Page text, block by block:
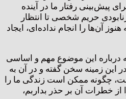
پیش‌بینی رفتار ما در آینده
حریم شخصی تا انتظار
آن‌ها را انجام نداده‌ای، ایجاد
درباره این موضوع مهم و اساسی
زمینه سخن گفته و در آن به
چگونه ممکن است زندگی ما را
از خطرات آن بر حذر بداربم،